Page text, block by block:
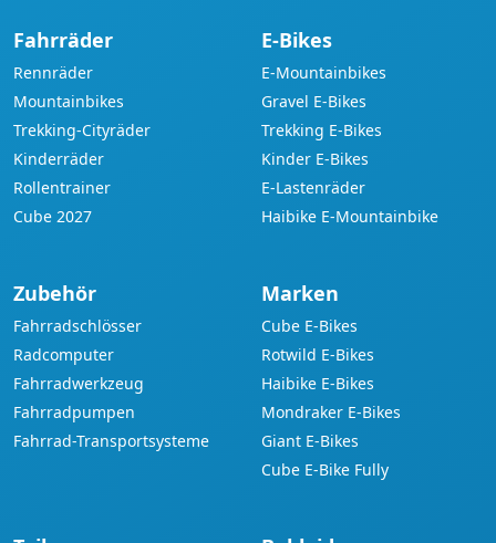
Fahrräder
Rennräder
Mountainbikes
Trekking-Cityräder
Kinderräder
Rollentrainer
Cube 2027
E-Bikes
E-Mountainbikes
Gravel E-Bikes
Trekking E-Bikes
Kinder E-Bikes
E-Lastenräder
Haibike E-Mountainbike
Zubehör
Fahrradschlösser
Radcomputer
Fahrradwerkzeug
Fahrradpumpen
Fahrrad-Transportsysteme
Marken
Cube E-Bikes
Rotwild E-Bikes
Haibike E-Bikes
Mondraker E-Bikes
Giant E-Bikes
Cube E-Bike Fully